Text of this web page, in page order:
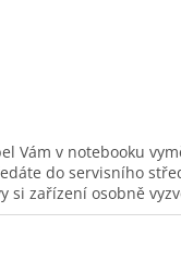
Vám v notebooku
do servisního
si zařízení osobně